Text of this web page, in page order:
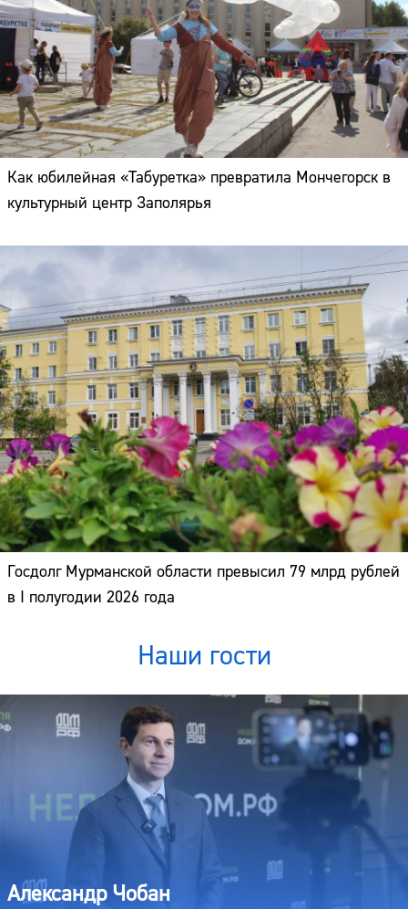
Как юбилейная «Табуретка» превратила Мончегорск в
культурный центр Заполярья
Госдолг Мурманской области превысил 79 млрд рублей
в I полугодии 2026 года
Наши гости
Александр Чобан